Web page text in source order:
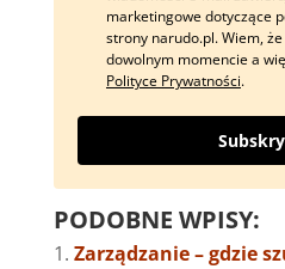
marketingowe dotyczące
strony narudo.pl. Wiem,
dowolnym momencie a
Polityce Prywatności.
PODOBNE WPISY:
Zarządzanie – gdzie